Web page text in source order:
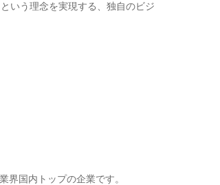
いう理念を実現する、独自のビジ
界国内トップの企業です。